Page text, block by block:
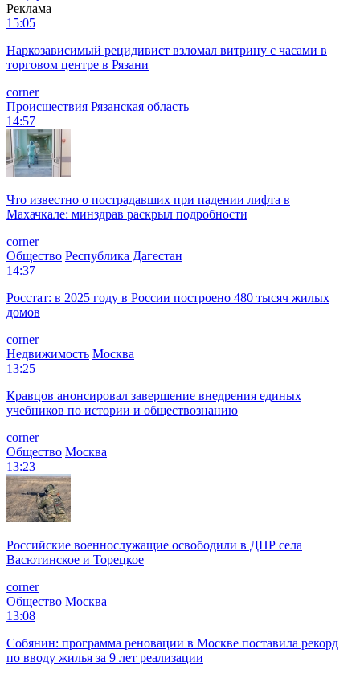
Реклама
15:05
Наркозависимый рецидивист взломал витрину с часами в
торговом центре в Рязани
corner
Происшествия Рязанская область
14:57
Что известно о пострадавших при падении лифта в
Махачкале: минздрав раскрыл подробности
corner
Общество Республика Дагестан
14:37
Росстат: в 2025 году в России построено 480 тысяч жилых
домов
corner
Недвижимость Москва
13:25
Кравцов анонсировал завершение внедрения единых
учебников по истории и обществознанию
corner
Общество Москва
13:23
Российские военнослужащие освободили в ДНР села
Васютинское и Торецкое
corner
Общество Москва
13:08
Собянин: программа реновации в Москве поставила рекорд
по вводу жилья за 9 лет реализации